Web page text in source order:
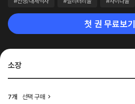
첫 권 무료보기
소장
7개 선택 구매